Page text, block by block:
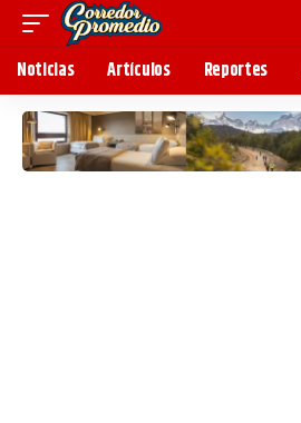
Noticias Artículos Reportes